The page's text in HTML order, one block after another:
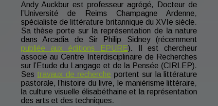
Andy Auckbur est professeur agrégé, Docteur de
l’Université de Reims Champagne Ardenne,
spécialiste de littérature britannique du XVIe siècle.
Sa thèse porte sur la représentation de la nature
dans Arcadia de Sir Philip Sidney (récemment
publiée aux éditions EPURE). Il est chercheur
associé au Centre Interdisciplinaire de Recherches
sur l’Etude du Langage et de la Pensée (CIRLEP).
Ses travaux de recherche portent sur la littérature
pastorale, l’histoire du livre, le maniérisme littéraire,
la culture visuelle élisabéthaine et la représentation
des arts et des techniques.